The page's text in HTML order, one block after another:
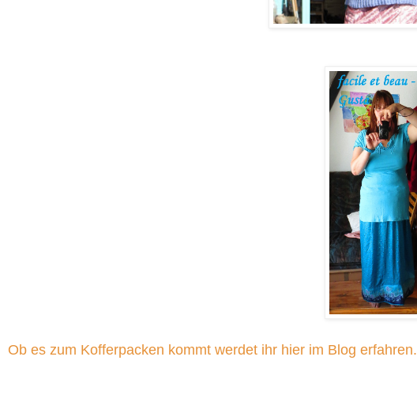
Ob es zum Kofferpacken kommt werdet ihr hier im Blog erfahren.